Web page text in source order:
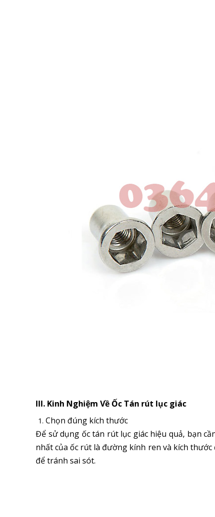
III. Kinh Nghiệm Về Ốc Tán rút lục giác
Chọn đúng kích thước
Để sử dụng ốc tán rút lục giác hiệu quả, bạn
nhất của ốc rút là đường kính ren và kích
để tránh sai sót.